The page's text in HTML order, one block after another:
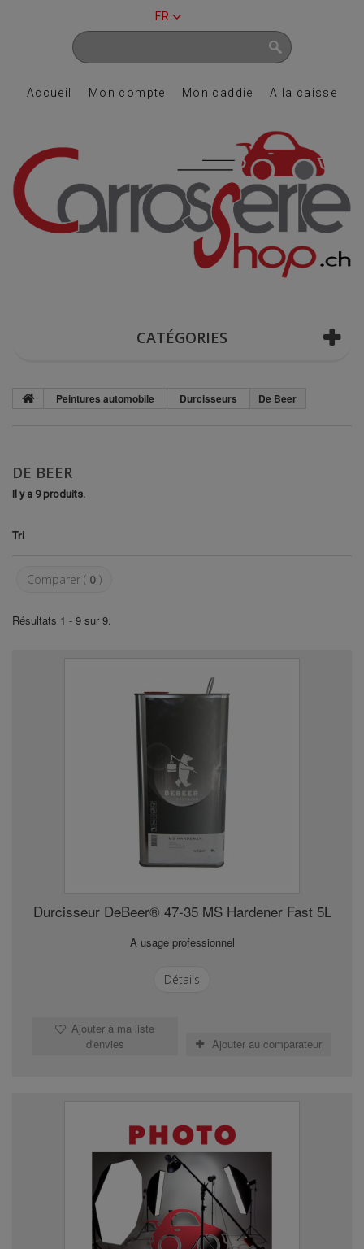
FR
Accueil Mon compte Mon caddie A la caisse
CATÉGORIES
Peintures automobile Durcisseurs De Beer
DE BEER
Il y a 9 produits.
Tri
Comparer ( 0 )
Résultats 1 - 9 sur 9.
Durcisseur DeBeer® 47-35 MS Hardener Fast 5L
A usage professionnel
Détails
Ajouter à ma liste
d'envies
Ajouter au comparateur